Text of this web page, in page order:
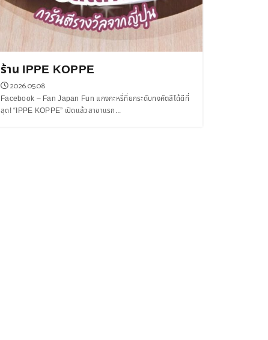
ร้าน IPPE KOPPE
2026.05.08
Facebook – Fan Japan Fun แกงกะหรี่ที่ยกระดับทงคัตสึได้ดีที่
สุด! “IPPE KOPPE” เปิดแล้วสาขาแรก...